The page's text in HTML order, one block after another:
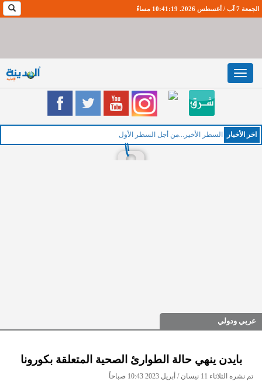
الجمعة 7 آب / أغسطس 2026. 10:41:20 مساءً
Toggle
navigation
اخر اﻷخبار
عربي ودولي
بايدن ينهي حالة الطوارئ الصحية المتعلقة بكورونا
تم نشره الثلاثاء 11 نيسان / أبريل 2023 10:43 صباحاً